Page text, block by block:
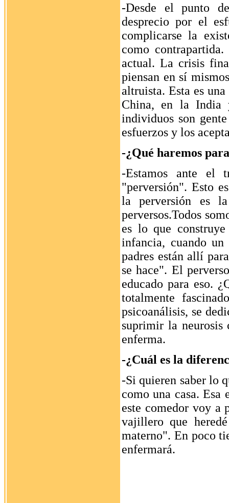
-Desde el punto
desprecio por el
complicarse la
como
actual. La crisis
piensan en sí
altruista. Esta es
China, en la India
individuos son
esfuerzos y los
-¿Qué haremos
-Estamos ante el
"perversión". Esto
la perversión es
perversos.Todos
es lo que
infancia, cuando
padres están allí
se hace". El
educado para eso.
totalmente
psicoanálisis, se
suprimir la neurosis
enferma.
-¿Cuál es la
-Si quieren saber lo
como una casa. Esa
este comedor voy a
vajillero que
materno". En poco
enfermará.